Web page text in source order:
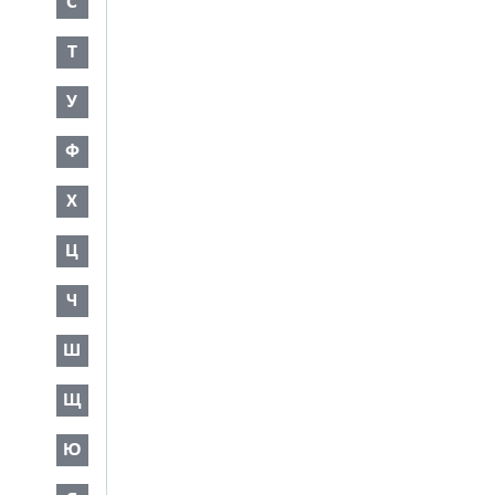
Т
У
Ф
Х
Ц
Ч
Ш
Щ
Ю